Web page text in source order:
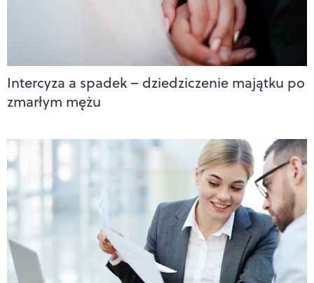
Intercyza a spadek – dziedziczenie majątku po
zmarłym mężu